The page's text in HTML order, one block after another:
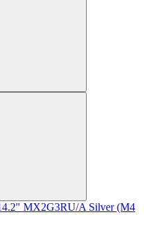
MX2G3RU/A Silver (M4